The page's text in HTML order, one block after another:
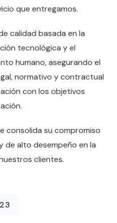
que entregamos.
calidad basada en la
tecnológica y el
humano, asegurando el
normativo y contractual
con los objetivos
consolida su compromiso
de alto desempeño en la
clientes.